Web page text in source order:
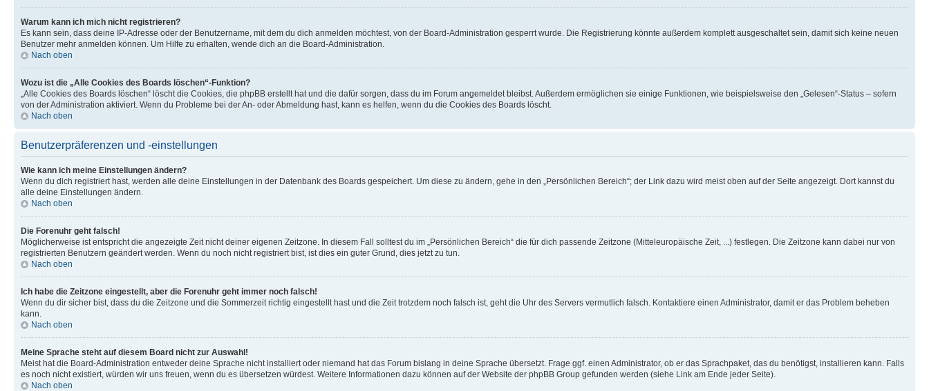
Warum kann ich mich nicht registrieren?
Es kann sein, dass deine IP-Adresse oder der Benutzername, mit dem du dich anmelden möchtest, von der Board-Administration gesperrt wurde. Die Registrierung könnte außerdem komplett ausgeschaltet sein, damit sich keine neuen
Benutzer mehr anmelden können. Um Hilfe zu erhalten, wende dich an die Board-Administration.
Nach oben
Wozu ist die „Alle Cookies des Boards löschen“-Funktion?
„Alle Cookies des Boards löschen“ löscht die Cookies, die phpBB erstellt hat und die dafür sorgen, dass du im Forum angemeldet bleibst. Außerdem ermöglichen sie einige Funktionen, wie beispielsweise den „Gelesen“-Status – sofern
von der Administration aktiviert. Wenn du Probleme bei der An- oder Abmeldung hast, kann es helfen, wenn du die Cookies des Boards löscht.
Nach oben
Benutzerpräferenzen und -einstellungen
Wie kann ich meine Einstellungen ändern?
Wenn du dich registriert hast, werden alle deine Einstellungen in der Datenbank des Boards gespeichert. Um diese zu ändern, gehe in den „Persönlichen Bereich“; der Link dazu wird meist oben auf der Seite angezeigt. Dort kannst du
alle deine Einstellungen ändern.
Nach oben
Die Forenuhr geht falsch!
Möglicherweise ist entspricht die angezeigte Zeit nicht deiner eigenen Zeitzone. In diesem Fall solltest du im „Persönlichen Bereich“ die für dich passende Zeitzone (Mitteleuropäische Zeit, ...) festlegen. Die Zeitzone kann dabei nur von
registrierten Benutzern geändert werden. Wenn du noch nicht registriert bist, ist dies ein guter Grund, dies jetzt zu tun.
Nach oben
Ich habe die Zeitzone eingestellt, aber die Forenuhr geht immer noch falsch!
Wenn du dir sicher bist, dass du die Zeitzone und die Sommerzeit richtig eingestellt hast und die Zeit trotzdem noch falsch ist, geht die Uhr des Servers vermutlich falsch. Kontaktiere einen Administrator, damit er das Problem beheben
kann.
Nach oben
Meine Sprache steht auf diesem Board nicht zur Auswahl!
Meist hat die Board-Administration entweder deine Sprache nicht installiert oder niemand hat das Forum bislang in deine Sprache übersetzt. Frage ggf. einen Administrator, ob er das Sprachpaket, das du benötigst, installieren kann. Falls
es noch nicht existiert, würden wir uns freuen, wenn du es übersetzen würdest. Weitere Informationen dazu können auf der Website der phpBB Group gefunden werden (siehe Link am Ende jeder Seite).
Nach oben